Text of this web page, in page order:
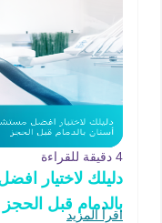
4 دقيقة للقراءة
دليلك لاختيار
بالدمام قبل الحجز
اقرأ المزيد